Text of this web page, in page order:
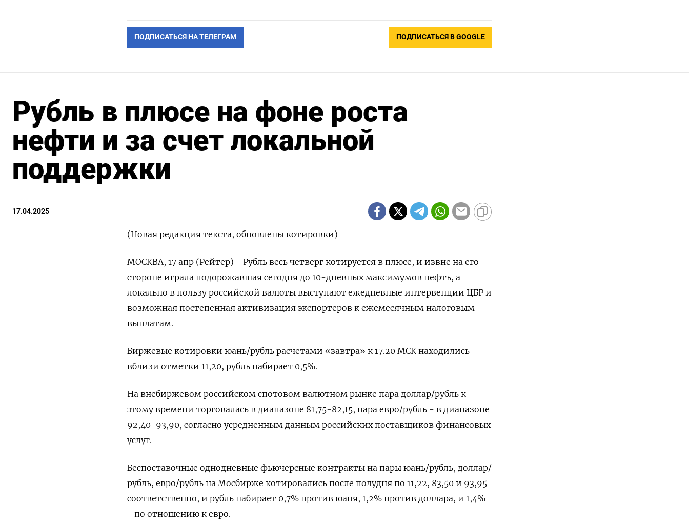
ПОДПИСАТЬСЯ НА ТЕЛЕГРАМ ПОДПИСАТЬСЯ В GOOGLE
Рубль в плюсе на фоне роста
нефти и за счет локальной
поддержки
17.04.2025
(Новая редакция текста, обновлены котировки)
МОСКВА, 17 апр (Рейтер) - Рубль весь четверг котируется в плюсе, и извне на его
стороне играла подорожавшая сегодня до 10-дневных максимумов нефть, а
локально в пользу российской валюты выступают ежедневные интервенции ЦБР и
возможная постепенная активизация экспортеров к ежемесячным налоговым
выплатам.
Биржевые котировки юань/рубль расчетами «завтра» к 17.20 МСК находились
вблизи отметки 11,20, рубль набирает 0,5%.
На внебиржевом российском спотовом валютном рынке пара доллар/рубль к
этому времени торговалась в диапазоне 81,75-82,15, пара евро/рубль - в диапазоне
92,40-93,90, согласно усредненным данным российских поставщиков финансовых
услуг.
Беспоставочные однодневные фьючерсные контракты на пары юань/рубль, доллар/
рубль, евро/рубль на Мосбирже котировались после полудня по 11,22, 83,50 и 93,95
соответственно, и рубль набирает 0,7% против юаня, 1,2% против доллара, и 1,4%
- по отношению к евро.